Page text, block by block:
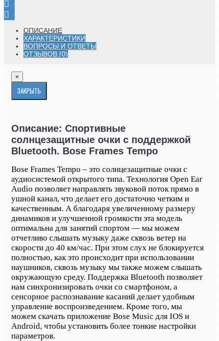
ОПИСАНИЕ
ХАРАКТЕРИСТИКИ
ВОПРОСЫ И ОТВЕТЫ
ОТЗЫВОВ (0)
×
ЗАКРЫТЬ
Описание: Спортивные
солнцезащитные очки с поддержкой
Bluetooth. Bose Frames Tempo
Bose Frames Tempo – это солнцезащитные очки с
аудиосистемой открытого типа. Технология Open Ear
Audio позволяет направлять звуковой поток прямо в
ушной канал, что делает его достаточно четким и
качественным. А благодаря увеличенному размеру
динамиков и улучшенной громкости эта модель
оптимальна для занятий спортом — мы можем
отчетливо слышать музыку даже сквозь ветер на
скорости до 40 км/час. При этом слух не блокируется
полностью, как это происходит при использовании
наушников, сквозь музыку мы также можем слышать
окружающую среду. Поддержка Bluetooth позволяет
нам синхронизировать очки со смартфоном, а
сенсорное распознавание касаний делает удобным
управление воспроизведением. Кроме того, мы
можем скачать приложение Bose Music для IOS и
Android, чтобы установить более тонкие настройки
параметров.